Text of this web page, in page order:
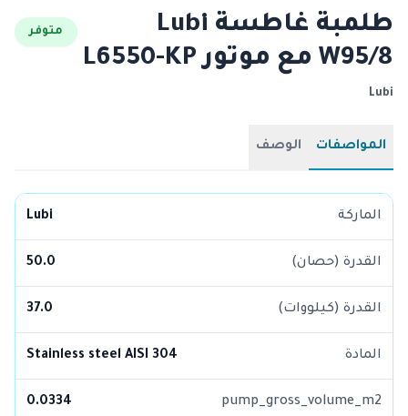
طلمبة غاطسة Lubi
W95/8 مع موتور L6550-KP
متوفر
Lubi
المواصفات الوصف
الماركة Lubi
القدرة (حصان) 50.0
القدرة (كيلووات) 37.0
المادة Stainless steel AISI 304
pump_gross_volume_m2
0.0334